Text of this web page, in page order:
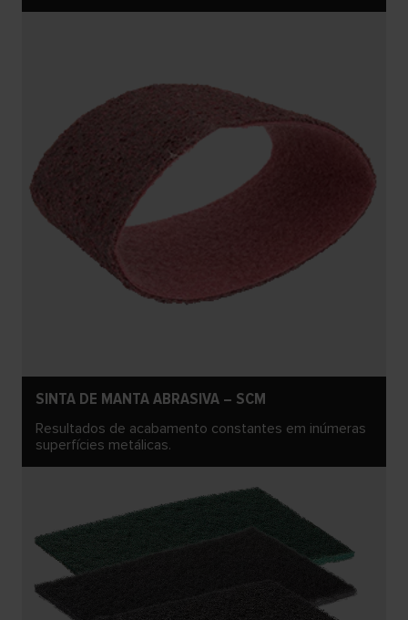
SINTA DE MANTA ABRASIVA – SCM
Resultados de acabamento constantes em inúmeras
superfícies metálicas.